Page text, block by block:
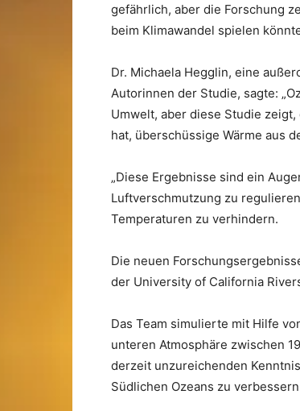
gefährlich, aber die Forschung
beim Klimawandel spielen
Dr. Michaela Hegglin, eine
Autorinnen der Studie, sagte:
Umwelt, aber diese Studie
hat, überschüssige Wärme aus
„Diese Ergebnisse sind ein
Luftverschmutzung zu
Temperaturen zu verhindern.
Die neuen
der University of California
Das Team simulierte mit Hilfe
unteren Atmosphäre zwischen
derzeit unzureichenden
Südlichen Ozeans zu